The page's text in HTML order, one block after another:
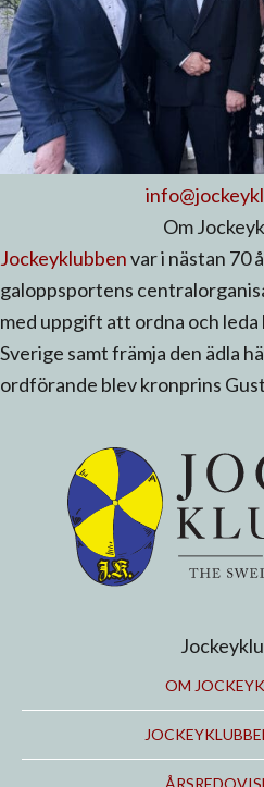
Om
Jockeyklubbenvar i nästan 70
galoppsportens
med uppgift att ordna och
Sverige samt främja den ädla
ordförande blev kronprins
OM